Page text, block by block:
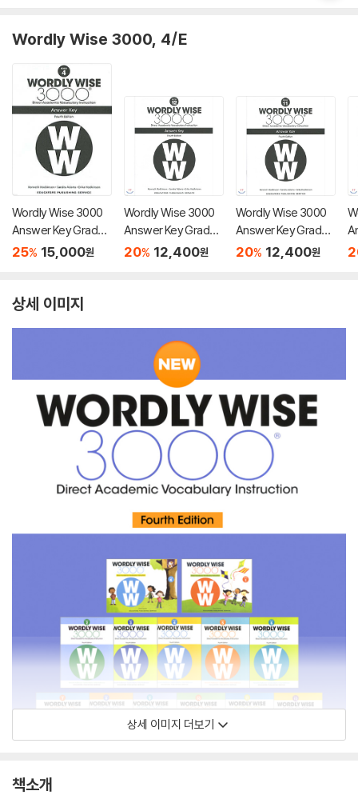
Wordly Wise 3000, 4/E
Wordly Wise 3000
Answer Key Grade
4, 4/E
25% 15,000원
Wordly Wise 3000
Answer Key Grade 1
2, 4/E
20% 12,400원
Wordly Wise 3000
Answer Key Grade 1
1, 4/E
20% 12,400원
상세 이미지
상세 이미지 더보기
책소개